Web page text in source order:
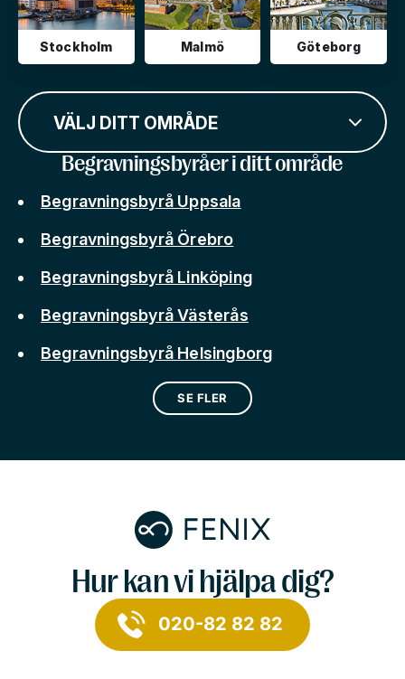
Stockholm Malmö Göteborg
VÄLJ DITT OMRÅDE
Begravningsbyråer i ditt område
Begravningsbyrå Uppsala
Begravningsbyrå Örebro
Begravningsbyrå Linköping
Begravningsbyrå Västerås
Begravningsbyrå Helsingborg
SE FLER
Hur kan vi hjälpa dig?
020-82 82 82